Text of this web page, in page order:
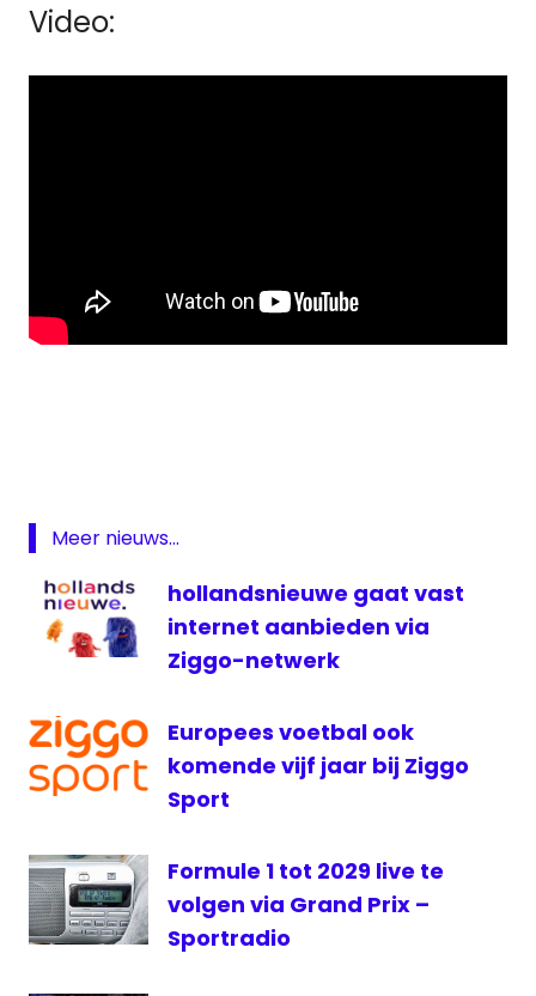
Video:
Max
Verstappen
Netflix
televisie
Ziggo
Sport
Meer nieuws...
hollandsnieuwe gaat vast
internet aanbieden via
Ziggo-netwerk
Europees voetbal ook
komende vijf jaar bij Ziggo
Sport
Formule 1 tot 2029 live te
volgen via Grand Prix –
Sportradio